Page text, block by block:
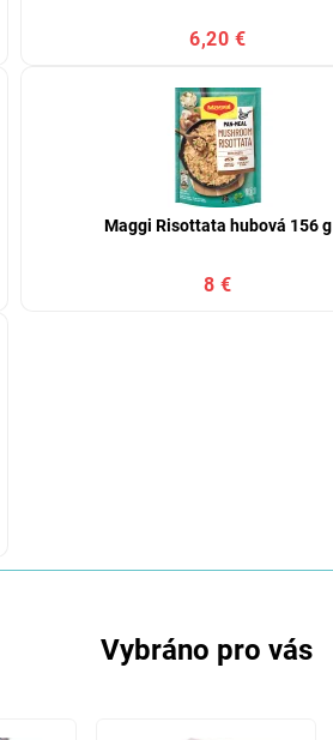
6,20 €
Maggi Risottata hubová 156 g
8 €
Vybráno pro vás